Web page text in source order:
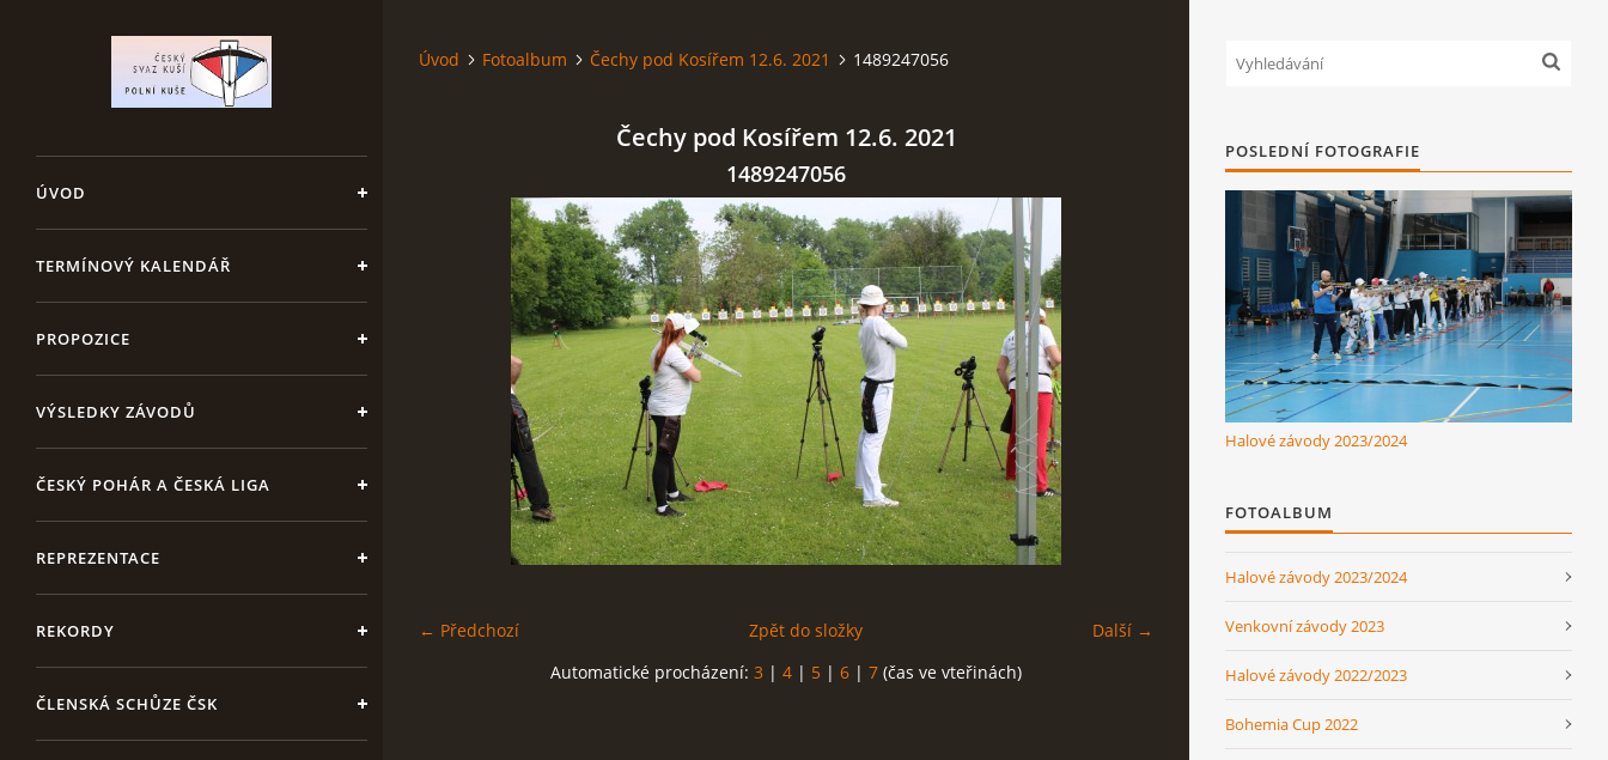
ÚVOD
TERMÍNOVÝ KALENDÁŘ
PROPOZICE
VÝSLEDKY ZÁVODŮ
ČESKÝ POHÁR A ČESKÁ LIGA
REPREZENTACE
REKORDY
ČLENSKÁ SCHŮZE ČSK
Úvod Fotoalbum Čechy pod Kosířem 12.6. 2021 1489247056
Čechy pod Kosířem 12.6. 2021
1489247056
← Předchozí Další →
Zpět do složky
Automatické procházení: 3 | 4 | 5 | 6 | 7 (čas ve vteřinách)
POSLEDNÍ FOTOGRAFIE
Halové závody 2023/2024
FOTOALBUM
Halové závody 2023/2024
Venkovní závody 2023
Halové závody 2022/2023
Bohemia Cup 2022